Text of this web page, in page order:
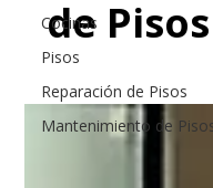
Cocinas
Pisos
Reparación de Pisos
Mantenimiento de
de Pisos